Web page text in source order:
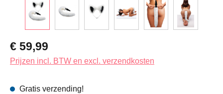
Normale prijs:
€ 59,99
Prijzen incl. BTW en excl. verzendkosten
Gratis verzending!